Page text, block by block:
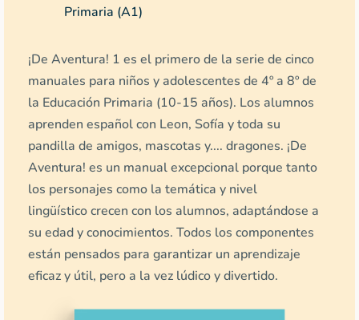
Primaria (A1)
¡De Aventura! 1 es el primero de la serie de cinco
manuales para niños y adolescentes de 4º a 8º de
la Educación Primaria (10-15 años). Los alumnos
aprenden español con Leon, Sofía y toda su
pandilla de amigos, mascotas y.... dragones. ¡De
Aventura! es un manual excepcional porque tanto
los personajes como la temática y nivel
lingüístico crecen con los alumnos, adaptándose a
su edad y conocimientos. Todos los componentes
están pensados para garantizar un aprendizaje
eficaz y útil, pero a la vez lúdico y divertido.